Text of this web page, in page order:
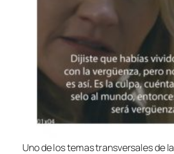
Uno de los temas transversales de